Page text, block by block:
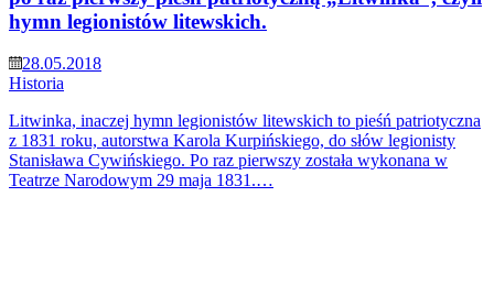
hymn legionistów litewskich.
28.05.2018
Historia
Litwinka, inaczej hymn legionistów litewskich to pieśń patriotyczna
z 1831 roku, autorstwa Karola Kurpińskiego, do słów legionisty
Stanisława Cywińskiego. Po raz pierwszy została wykonana w
Teatrze Narodowym 29 maja 1831.…